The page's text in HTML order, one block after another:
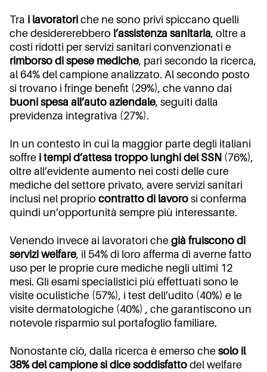
Tra i lavoratori che ne sono privi spiccano quelli
che desidererebbero l’assistenza sanitaria, oltre a
costi ridotti per servizi sanitari convenzionati e
rimborso di spese mediche, pari secondo la ricerca,
al 64% del campione analizzato. Al secondo posto
si trovano i fringe benefit (29%), che vanno dai
buoni spesa all’auto aziendale, seguiti dalla
previdenza integrativa (27%).
In un contesto in cui la maggior parte degli italiani
soffre i tempi d’attesa troppo lunghi del SSN (76%),
oltre all’evidente aumento nei costi delle cure
mediche del settore privato, avere servizi sanitari
inclusi nel proprio contratto di lavoro si conferma
quindi un’opportunità sempre più interessante.
Venendo invece ai lavoratori che già fruiscono di
servizi welfare, il 54% di loro afferma di averne fatto
uso per le proprie cure mediche negli ultimi 12
mesi. Gli esami specialistici più effettuati sono le
visite oculistiche (57%), i test dell’udito (40%) e le
visite dermatologiche (40%) , che garantiscono un
notevole risparmio sul portafoglio familiare.
Nonostante ciò, dalla ricerca è emerso che solo il
38% del campione si dice soddisfatto del welfare